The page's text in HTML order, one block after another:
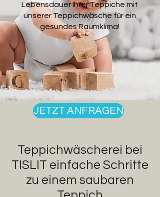
Lebensdauer Ihrer Teppiche mit
unserer Teppichwäsche für ein
gesundes Raumklima!
JETZT ANFRAGEN
Teppichwäscherei bei
TISLIT einfache Schritte
zu einem saubaren